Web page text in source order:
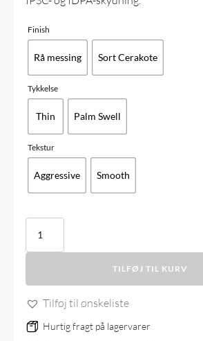
Finish
Rå messing Sort Cerakote
Tykkelse
Thin Palm Swell
Tekstur
Aggressive Smooth
CZ
2
GridLOK
Brass
antal
TILFØJ TIL KURV
Tilføj til ønskeliste
Hurtig fragt på lagervarer